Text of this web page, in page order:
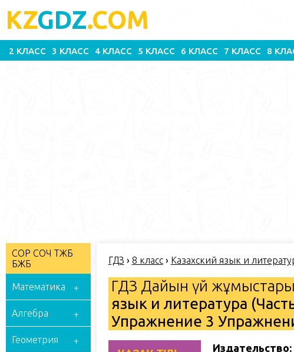
KZGDZ.COM
2 КЛАСС 3 КЛАСС 4 КЛАСС 5 КЛАСС 6 КЛАСС 7 КЛАСС 8
СОР СОЧ ТЖБ
БЖБ
Математика
Алгебра
Геометрия
ГДЗ › 8 класс› Казахский язык и
ГДЗ Дайын үй
язык и литература
Упражнение 3
Издательство: